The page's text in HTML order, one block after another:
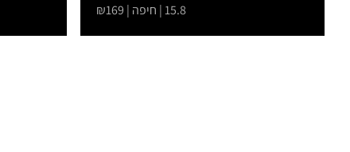
15.8 | חיפה | ₪169